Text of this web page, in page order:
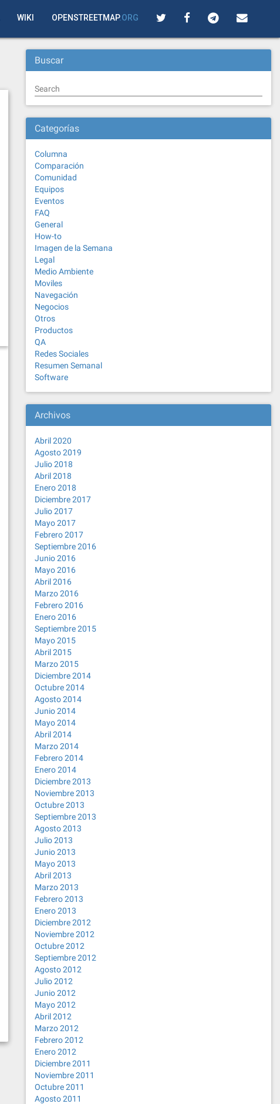
WIKI OPENSTREETMAP.ORG
Buscar
Search
Categorías
Columna
Comparación
Comunidad
Equipos
Eventos
FAQ
General
How-to
Imagen de la Semana
Legal
Medio Ambiente
Moviles
Navegación
Negocios
Otros
Productos
QA
Redes Sociales
Resumen Semanal
Software
Archivos
Abril 2020
Agosto 2019
Julio 2018
Abril 2018
Enero 2018
Diciembre 2017
Julio 2017
Mayo 2017
Febrero 2017
Septiembre 2016
Junio 2016
Mayo 2016
Abril 2016
Marzo 2016
Febrero 2016
Enero 2016
Septiembre 2015
Mayo 2015
Abril 2015
Marzo 2015
Diciembre 2014
Octubre 2014
Agosto 2014
Junio 2014
Mayo 2014
Abril 2014
Marzo 2014
Febrero 2014
Enero 2014
Diciembre 2013
Noviembre 2013
Octubre 2013
Septiembre 2013
Agosto 2013
Julio 2013
Junio 2013
Mayo 2013
Abril 2013
Marzo 2013
Febrero 2013
Enero 2013
Diciembre 2012
Noviembre 2012
Octubre 2012
Septiembre 2012
Agosto 2012
Julio 2012
Junio 2012
Mayo 2012
Abril 2012
Marzo 2012
Febrero 2012
Enero 2012
Diciembre 2011
Noviembre 2011
Octubre 2011
Agosto 2011